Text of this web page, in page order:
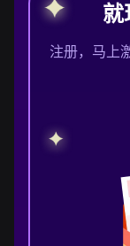
就
注册，马上